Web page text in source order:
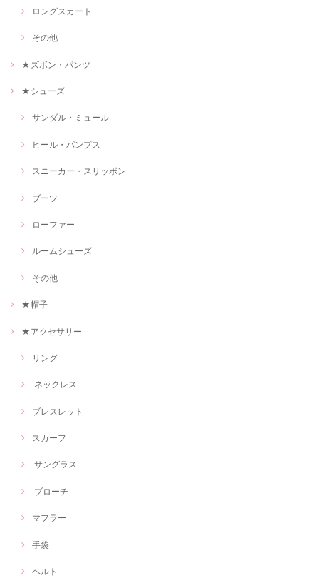
ロングスカート
その他
★ズボン・パンツ
★シューズ
サンダル・ミュール
ヒール・パンプス
スニーカー・スリッポン
ブーツ
ローファー
ルームシューズ
その他
★帽子
★アクセサリー
リング
ネックレス
ブレスレット
スカーフ
サングラス
ブローチ
マフラー
手袋
ベルト